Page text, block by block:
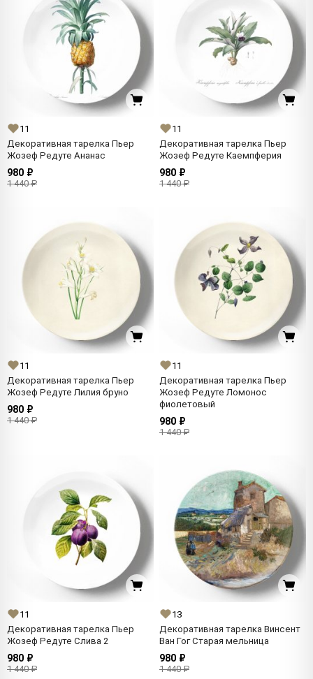
11
Декоративная тарелка Пьер
Жозеф Редуте Ананас
980 ₽
1 440 ₽
11
Декоративная тарелка Пьер
Жозеф Редуте Каемпферия
980 ₽
1 440 ₽
11
Декоративная тарелка Пьер
Жозеф Редуте Лилия бруно
980 ₽
1 440 ₽
11
Декоративная тарелка Пьер
Жозеф Редуте Ломонос
фиолетовый
980 ₽
1 440 ₽
11
Декоративная тарелка Пьер
Жозеф Редуте Слива 2
980 ₽
1 440 ₽
13
Декоративная тарелка Винсент
Ван Гог Старая мельница
980 ₽
1 440 ₽